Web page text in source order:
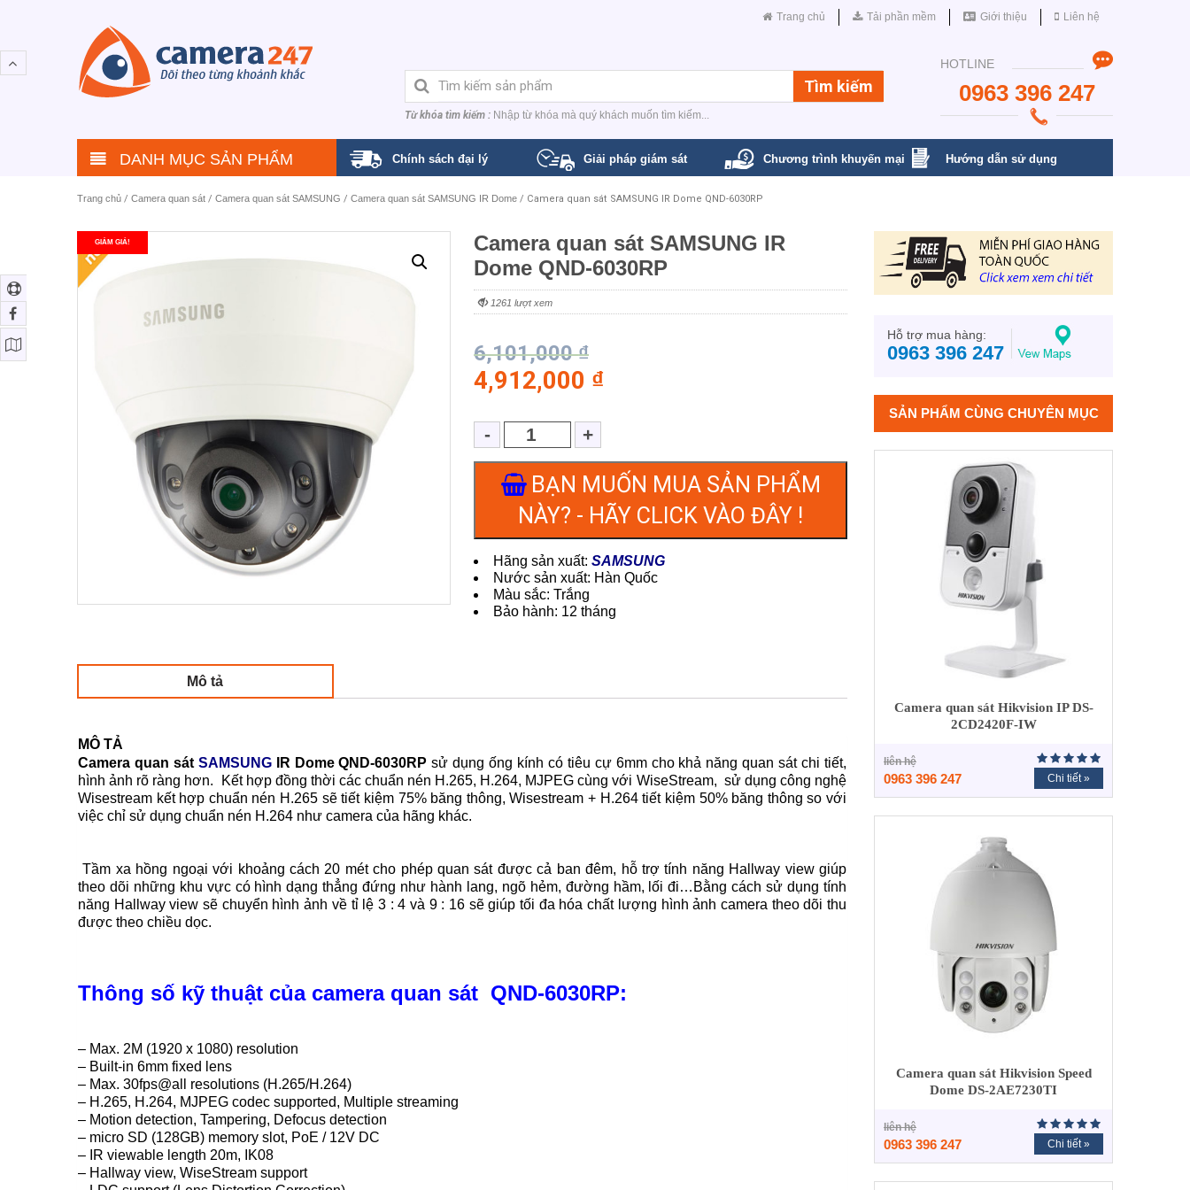
Trang chủ Tải phần mềm Giới thiệu Liên hệ
Từ khóa tìm kiếm : Nhập từ khóa mà quý khách muốn tìm kiếm...
HOTLINE
0963 396 247
DANH MỤC SẢN PHẨM Chính sách đại lý Giải pháp giám sát Chương trình khuyến mại Hướng dẫn sử dụng
Trang chủ / Camera quan sát / Camera quan sát SAMSUNG / Camera quan sát SAMSUNG IR Dome / Camera quan sát SAMSUNG IR Dome QND-6030RP
GIẢM GIÁ!
Camera quan sát SAMSUNG IR
Dome QND-6030RP
1261 lượt xem
6,101,000₫
4,912,000 ₫
BẠN MUỐN MUA SẢN PHẨM
NÀY? - HÃY CLICK VÀO ĐÂY !
Hãng sản xuất:SAMSUNG
Nước sản xuất: Hàn Quốc
Màu sắc: Trắng
Bảo hành: 12 tháng
Mô tả
MÔ TẢ
Camera quan sát SAMSUNGIR Dome QND-6030RP sử dụng ống kính có tiêu cự 6mm cho khả năng quan sát chi tiết,
hình ảnh rõ ràng hơn. Kết hợp đồng thời các chuẩn nén H.265, H.264, MJPEG cùng với WiseStream, sử dụng công nghệ
Wisestream kết hợp chuẩn nén H.265 sẽ tiết kiệm 75% băng thông, Wisestream + H.264 tiết kiệm 50% băng thông so với
việc chỉ sử dụng chuẩn nén H.264 như camera của hãng khác.
Tầm xa hồng ngoại với khoảng cách 20 mét cho phép quan sát được cả ban đêm, hỗ trợ tính năng Hallway view giúp
theo dõi những khu vực có hình dạng thẳng đứng như hành lang, ngõ hẻm, đường hầm, lối đi…Bằng cách sử dụng tính
năng Hallway view sẽ chuyển hình ảnh về tỉ lệ 3 : 4 và 9 : 16 sẽ giúp tối đa hóa chất lượng hình ảnh camera theo dõi thu
được theo chiều dọc.
Thông số kỹ thuật của camera quan sát QND-6030RP:
– Max. 2M (1920 x 1080) resolution
– Built-in 6mm fixed lens
– Max. 30fps@all resolutions (H.265/H.264)
– H.265, H.264, MJPEG codec supported, Multiple streaming
– Motion detection, Tampering, Defocus detection
– micro SD (128GB) memory slot, PoE / 12V DC
– IR viewable length 20m, IK08
– Hallway view, WiseStream support
Hỗ trợ mua hàng:
0963 396 247
SẢN PHẨM CÙNG CHUYÊN MỤC
Camera quan sát Hikvision IP DS-
2CD2420F-IW
liên hệ
0963 396 247 Chi tiết »
Camera quan sát Hikvision Speed
Dome DS-2AE7230TI
liên hệ
0963 396 247 Chi tiết »